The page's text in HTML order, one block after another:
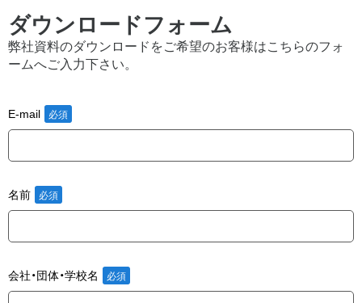
ダウンロードフォーム
弊社資料のダウンロードをご希望のお客様はこちらのフォ
ームへご入力下さい。
E-mail
名前
会社・団体・学校名